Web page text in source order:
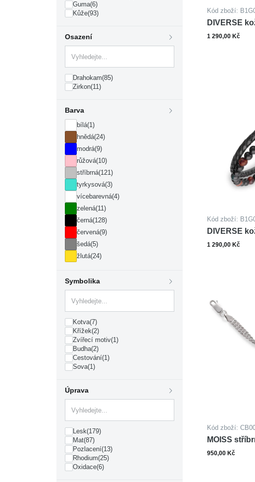
Guma(6)
Kůže(93)
Osazení
Drahokam(85)
Zirkon(11)
Barva
bílá(1)
hnědá(24)
modrá(9)
růžová(10)
stříbrná(121)
tyrkysová(3)
vícebarevná(4)
zelená(11)
černá(128)
červená(9)
šedá(5)
žlutá(24)
Symbolika
Kotva(7)
Křížek(2)
Zvířecí motiv(1)
Budha(2)
Cestování(1)
Sova(1)
Úprava
Lesk(179)
Mat(87)
Pozlacení(13)
Rhodium(25)
Oxidace(6)
Kód zboží:
DIVERSE
oceli JASPIS
1 290,00 Kč
Kód zboží:
DIVERSE
oceli ONYX
1 290,00 Kč
Kód zboží:
MOISS
náramek
950,00 Kč